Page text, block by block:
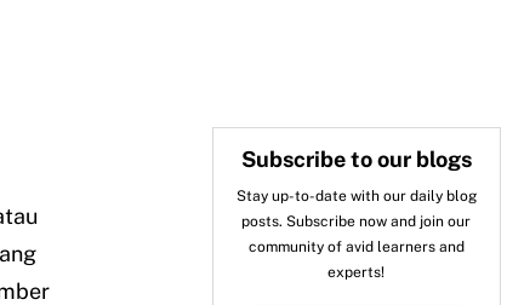
Subscribe to our blogs
Stay up-to-date with our daily blog
posts. Subscribe now and join our
community of avid learners and
experts!